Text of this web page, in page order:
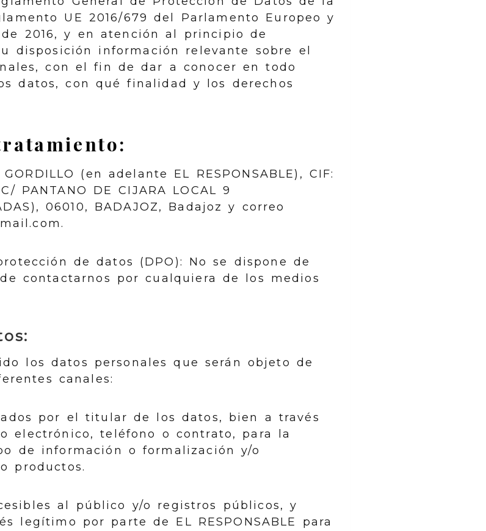
UE 2016/679 del Parlamento Europeo y
2016, y en atención al principio de
disposición información relevante sobre el
con el fin de dar a conocer en todo
datos, con qué finalidad y los derechos
(en adelante EL RESPONSABLE), CIF:
C/ PANTANO DE CIJARA LOCAL 9
, 06010, BADAJOZ, Badajoz y correo
.
de datos (DPO): No se dispone de
contactarnos por cualquiera de los medios
los datos personales que serán objeto de
canales:
por el titular de los datos, bien a través
electrónico, teléfono o contrato, para la
de información o formalización y/o
productos.
al público y/o registros públicos, y
legítimo por parte de EL RESPONSABLE para